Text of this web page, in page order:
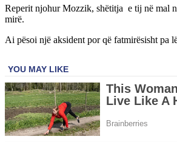
Reperit njohur Mozzik, shëtitja e tij në mal
mirë.
Ai pësoi një aksident por që fatmirësisht pa